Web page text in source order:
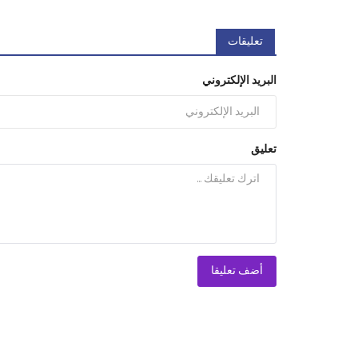
تعليقات
البريد الإلكتروني
تعليق
أضف تعليقا